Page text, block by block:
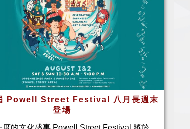
Powell Street Festival 八月長週末
登場